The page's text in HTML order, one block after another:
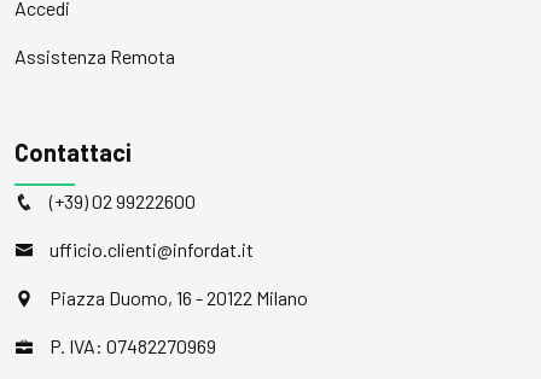
Accedi
Assistenza Remota
Contattaci
(+39) 02 99222600
ufficio.clienti@infordat.it
Piazza Duomo, 16 - 20122 Milano
P. IVA: 07482270969